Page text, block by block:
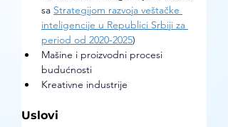
sa Strategijom razvoja veštačke
inteligencije u Republici Srbiji za
period od 2020-2025)
Mašine i proizvodni procesi
budućnosti
Kreativne industrije
Uslovi